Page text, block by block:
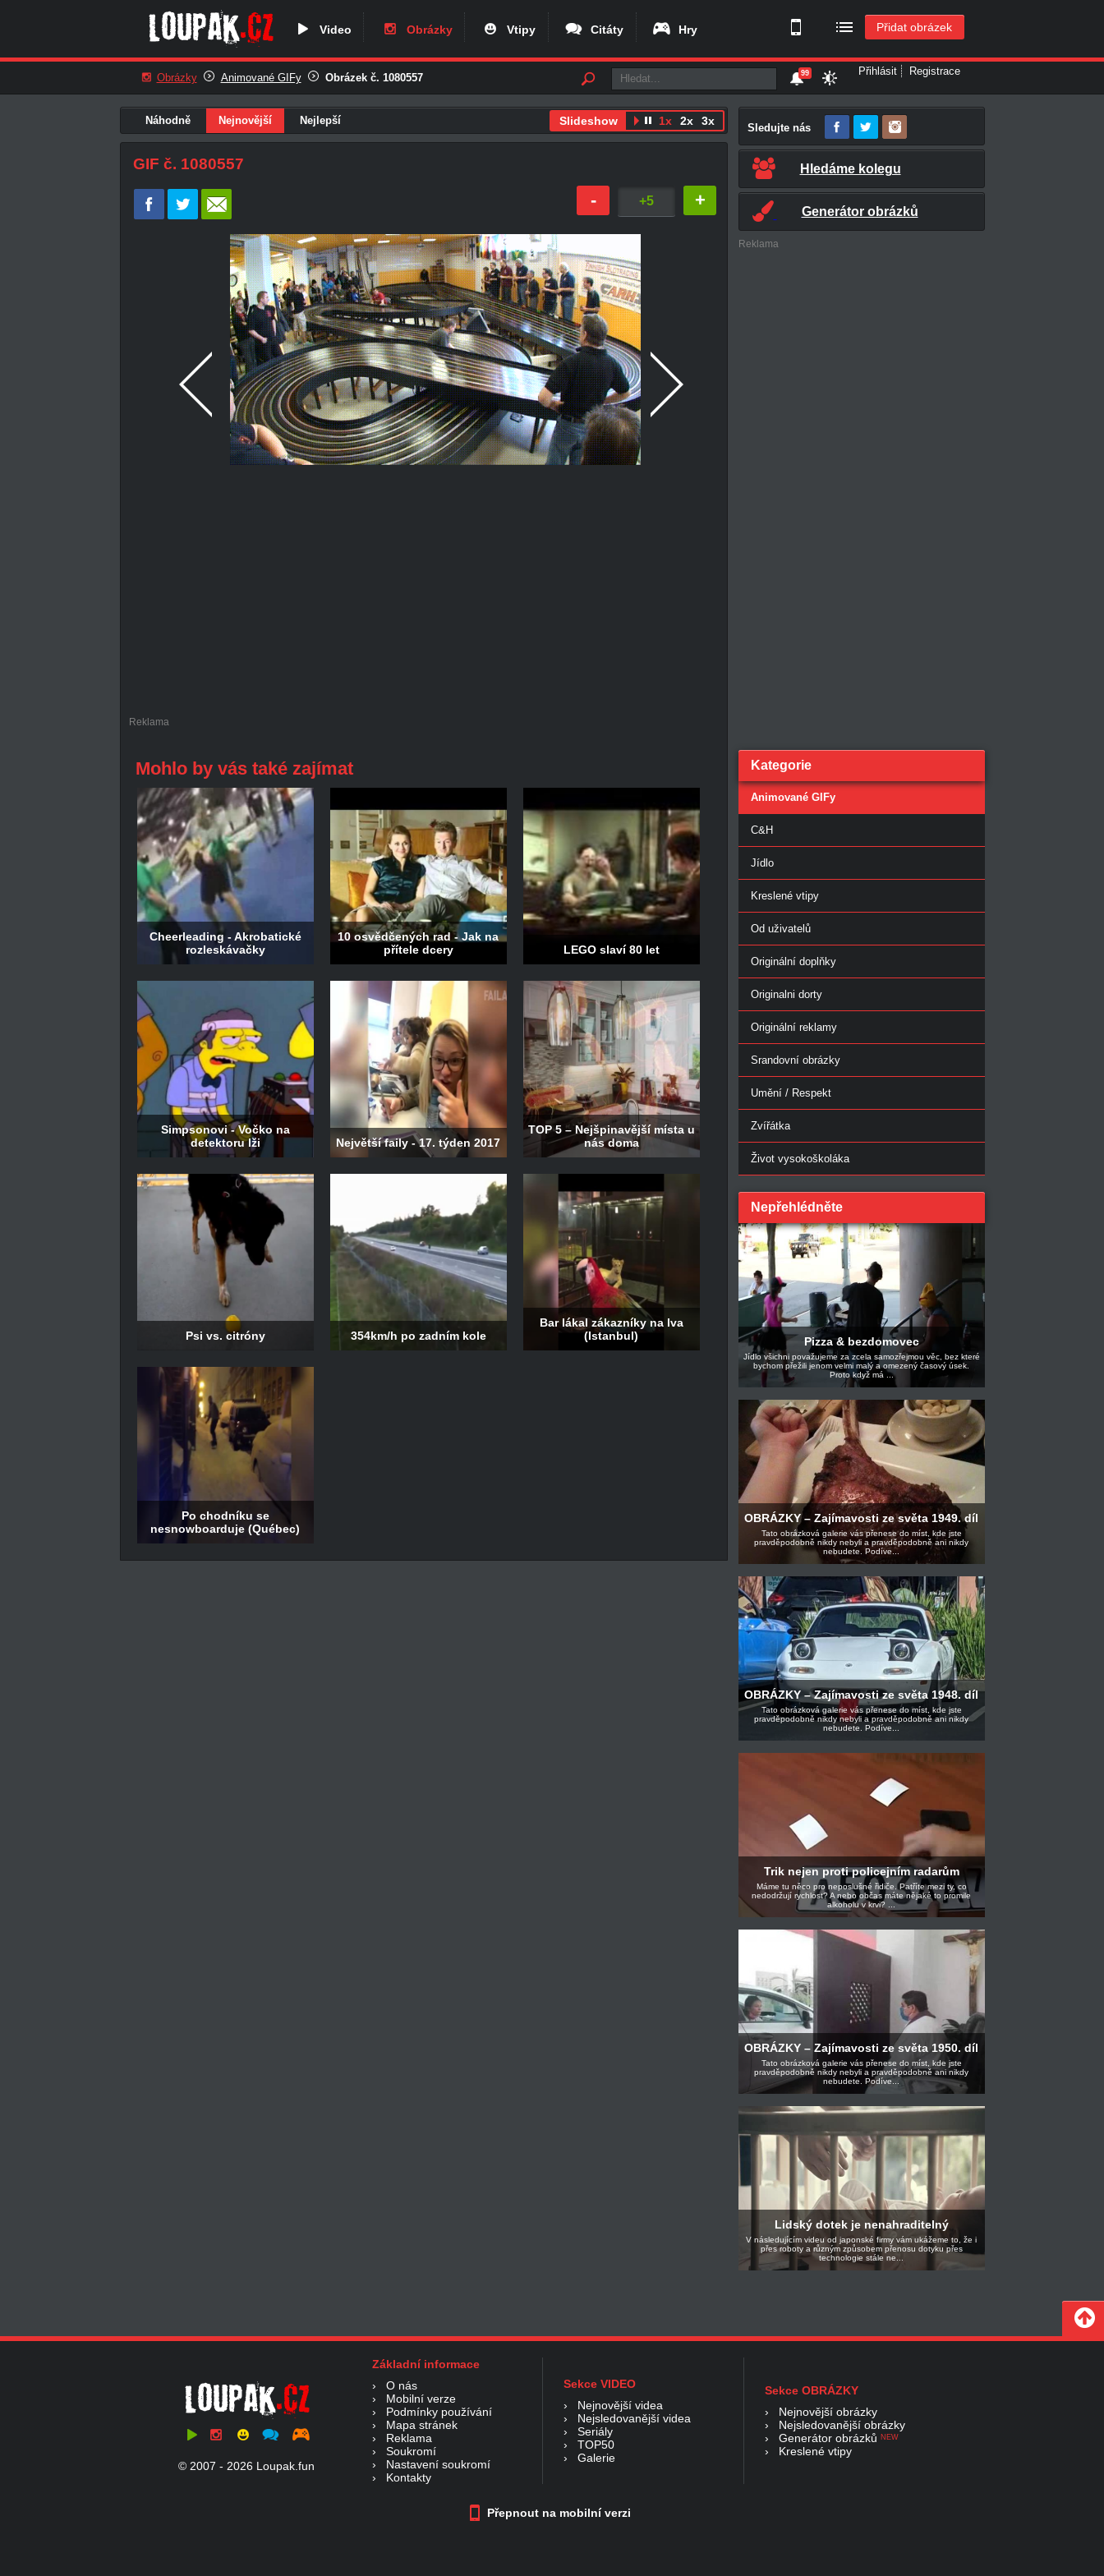
Video Obrázky Vtipy Citáty Hry Přidat obrázek
Obrázky Animované GIFy Obrázek č. 1080557
Přihlásit Registrace
99
Náhodně Nejnovější Nejlepší Slideshow 1x 2x 3x
GIF č. 1080557
- +5 +
Reklama
Mohlo by vás také zajímat
Cheerleading - Akrobatické
rozleskávačky
10 osvědčených rad - Jak na
přítele dcery
LEGO slaví 80 let
Simpsonovi - Vočko na
detektoru lži
Největší faily - 17. týden 2017
TOP 5 – Nejšpinavější místa u
nás doma
Psi vs. citróny 354km/h po zadním kole
Bar lákal zákazníky na lva
(Istanbul)
Po chodníku se
nesnowboarduje (Québec)
Sledujte nás
Hledáme kolegu
Generátor obrázků
Reklama
Kategorie
Animované GIFy
C&H
Jídlo
Kreslené vtipy
Od uživatelů
Originální doplňky
Originalni dorty
Originální reklamy
Srandovní obrázky
Umění / Respekt
Zvířátka
Život vysokoškoláka
Nepřehlédněte
Pizza & bezdomovec
Jídlo všichni považujeme za zcela samozřejmou věc, bez které
bychom přežili jenom velmi malý a omezený časový úsek.
Proto když má ...
OBRÁZKY – Zajímavosti ze světa 1949. díl
Tato obrázková galerie vás přenese do míst, kde jste
pravděpodobně nikdy nebyli a pravděpodobně ani nikdy
nebudete. Podíve...
OBRÁZKY – Zajímavosti ze světa 1948. díl
Tato obrázková galerie vás přenese do míst, kde jste
pravděpodobně nikdy nebyli a pravděpodobně ani nikdy
nebudete. Podíve...
Trik nejen proti policejním radarům
Máme tu něco pro neposlušné řidiče. Patříte mezi ty, co
nedodržují rychlost? A nebo občas máte nějaké to promile
alkoholu v krvi? ...
OBRÁZKY – Zajímavosti ze světa 1950. díl
Tato obrázková galerie vás přenese do míst, kde jste
pravděpodobně nikdy nebyli a pravděpodobně ani nikdy
nebudete. Podíve...
Lidský dotek je nenahraditelný
V následujícím videu od japonské firmy vám ukážeme to, že i
přes roboty a různým způsobem přenosu dotyku přes
technologie stále ne...
© 2007 - 2026 Loupak.fun
Základní informace
› O nás
› Mobilní verze
› Podmínky používání
› Mapa stránek
› Reklama
› Soukromí
› Nastavení soukromí
› Kontakty
Sekce VIDEO
› Nejnovější videa
› Nejsledovanější videa
› Seriály
› TOP50
› Galerie
Sekce OBRÁZKY
› Nejnovější obrázky
› Nejsledovanější obrázky
› Generátor obrázků NEW
› Kreslené vtipy
Přepnout na mobilní verzi